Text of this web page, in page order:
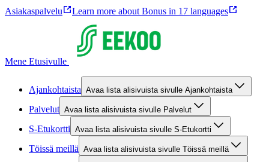
Asiakaspalvelu Learn more about Bonus in 17 languages
Mene Etusivulle
Ajankohtaista Avaa lista alisivuista sivulle Ajankohtaista
Palvelut Avaa lista alisivuista sivulle Palvelut
S-Etukortti Avaa lista alisivuista sivulle S-Etukortti
Töissä meillä Avaa lista alisivuista sivulle Töissä meillä